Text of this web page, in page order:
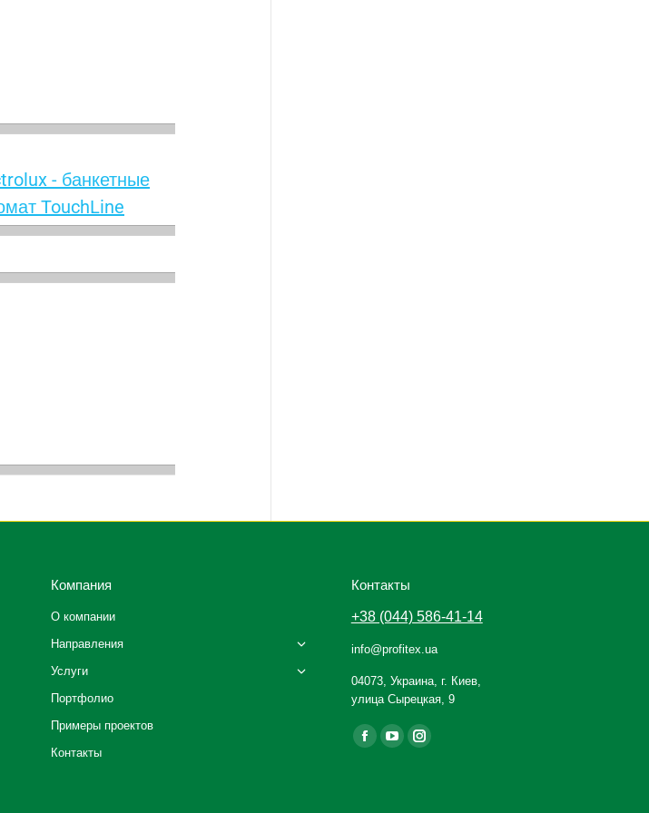
Компания
О компании
Направления
Услуги
Портфолио
Примеры проектов
Контакты
Контакты
+38 (044) 586-41-14
info@profitex.ua
04073, Украина, г. Киев,
улица Сырецкая, 9
Ищите нас:
Facebook
YouTubeInstagram